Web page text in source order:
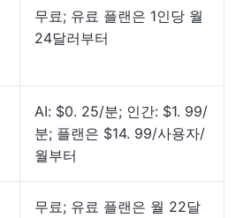
무료; 유료 플랜은 1인당 월
24달러부터
AI: $0. 25/분; 인간: $1. 99/
분; 플랜은 $14. 99/사용자/
월부터
무료; 유료 플랜은 월 22달